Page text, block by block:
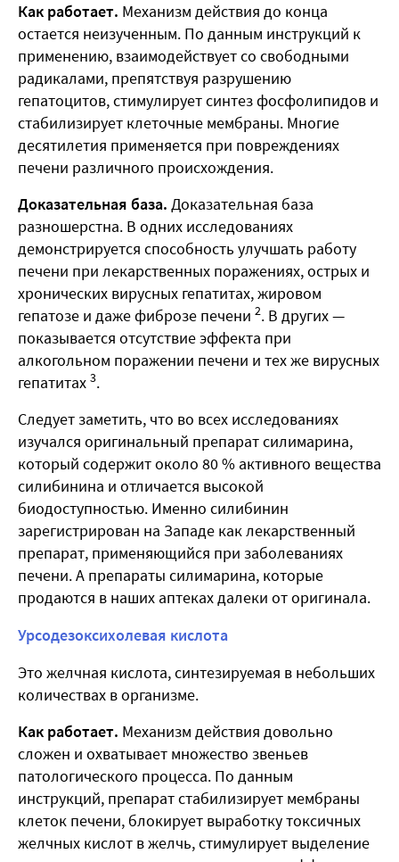
Как работает. Механизм действия до конца
остается неизученным. По данным инструкций к
применению, взаимодействует со свободными
радикалами, препятствуя разрушению
гепатоцитов, стимулирует синтез фосфолипидов и
стабилизирует клеточные мембраны. Многие
десятилетия применяется при повреждениях
печени различного происхождения.
Доказательная база. Доказательная база
разношерстна. В одних исследованиях
демонстрируется способность улучшать работу
печени при лекарственных поражениях, острых и
хронических вирусных гепатитах, жировом
гепатозе и даже фиброзе печени 2. В других —
показывается отсутствие эффекта при
алкогольном поражении печени и тех же вирусных
гепатитах 3.
Следует заметить, что во всех исследованиях
изучался оригинальный препарат силимарина,
который содержит около 80 % активного вещества
силибинина и отличается высокой
биодоступностью. Именно силибинин
зарегистрирован на Западе как лекарственный
препарат, применяющийся при заболеваниях
печени. А препараты силимарина, которые
продаются в наших аптеках далеки от оригинала.
Урсодезоксихолевая кислота
Это желчная кислота, синтезируемая в небольших
количествах в организме.
Как работает. Механизм действия довольно
сложен и охватывает множество звеньев
патологического процесса. По данным
инструкций, препарат стабилизирует мембраны
клеток печени, блокирует выработку токсичных
желчных кислот в желчь, стимулирует выделение